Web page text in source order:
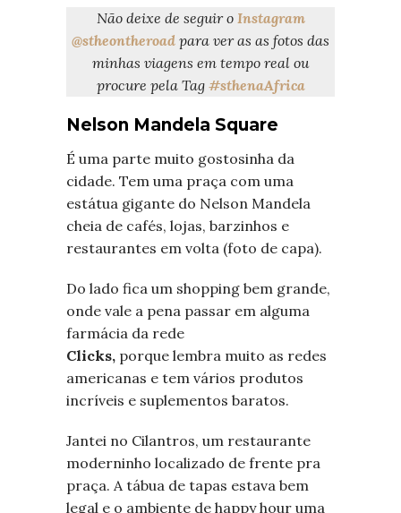
Não deixe de seguir o Instagram
@stheontheroad para ver as as fotos das
minhas viagens em tempo real ou
procure pela Tag #sthenaAfrica
Nelson Mandela Square
É uma parte muito gostosinha da
cidade. Tem uma praça com uma
estátua gigante do Nelson Mandela
cheia de cafés, lojas, barzinhos e
restaurantes em volta (foto de capa).
Do lado fica um shopping bem grande,
onde vale a pena passar em alguma
farmácia da rede
Clicks, porque lembra muito as redes
americanas e tem vários produtos
incríveis e suplementos baratos.
Jantei no Cilantros, um restaurante
moderninho localizado de frente pra
praça. A tábua de tapas estava bem
legal e o ambiente de happy hour uma